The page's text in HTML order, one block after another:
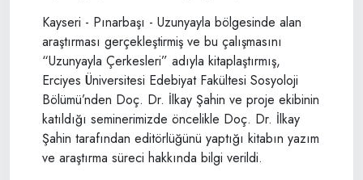
Kayseri - Pınarbaşı - Uzunyayla bölgesinde alan
araştırması gerçekleştirmiş ve bu çalışmasını
“Uzunyayla Çerkesleri” adıyla kitaplaştırmış,
Erciyes Üniversitesi Edebiyat Fakültesi Sosyoloji
Bölümü’nden Doç. Dr. İlkay Şahin ve proje ekibinin
katıldığı seminerimizde öncelikle Doç. Dr. İlkay
Şahin tarafından editörlüğünü yaptığı kitabın yazım
ve araştırma süreci hakkında bilgi verildi.